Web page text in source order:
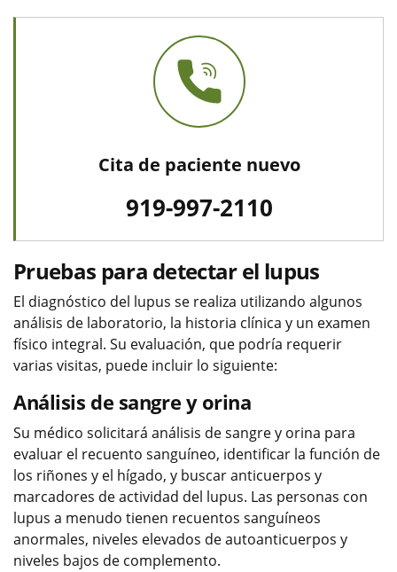
Cita de paciente nuevo
919-997-2110
Pruebas para detectar el lupus
El diagnóstico del lupus se realiza utilizando algunos
análisis de laboratorio, la historia clínica y un examen
físico integral. Su evaluación, que podría requerir
varias visitas, puede incluir lo siguiente:
Análisis de sangre y orina
Su médico solicitará análisis de sangre y orina para
evaluar el recuento sanguíneo, identificar la función de
los riñones y el hígado, y buscar anticuerpos y
marcadores de actividad del lupus. Las personas con
lupus a menudo tienen recuentos sanguíneos
anormales, niveles elevados de autoanticuerpos y
niveles bajos de complemento.